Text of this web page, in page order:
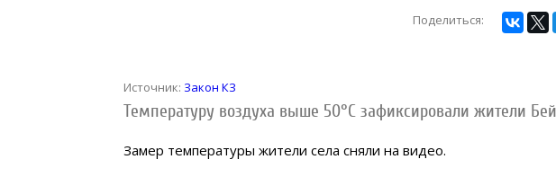
Поделиться:
Источник: Закон КЗ
Температуру воздуха выше 50°С зафиксировали жители
Замер температуры жители села сняли на видео.